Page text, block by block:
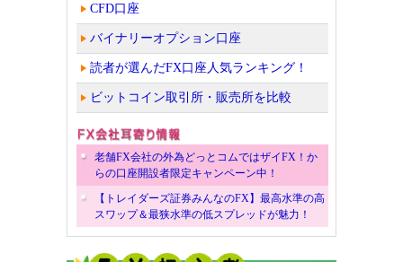
CFD口座
バイナリーオプション口座
読者が選んだFX口座人気ランキング！
ビットコイン取引所・販売所を比較
老舗FX会社の外為どっとコムではザイFX！か
らの口座開設者限定キャンペーン中！
【トレイダーズ証券みんなのFX】最高水準の高
スワップ＆最狭水準の低スプレッドが魅力！